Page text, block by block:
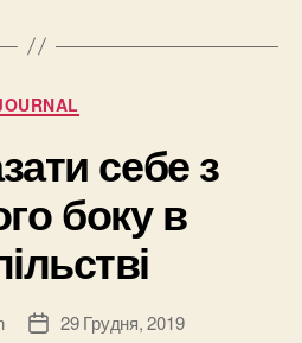
Категорії
себе з
боку в
Дата29 Грудня, 2019